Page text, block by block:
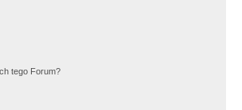
tego Forum?